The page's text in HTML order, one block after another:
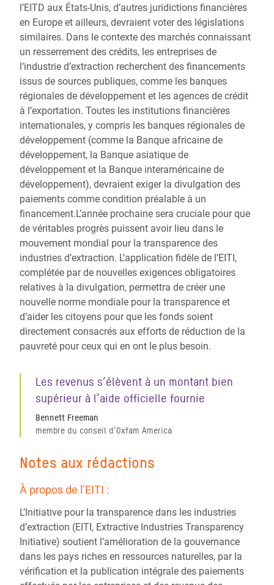
l’EITD aux États-Unis, d’autres juridictions financières
en Europe et ailleurs, devraient voter des législations
similaires. Dans le contexte des marchés connaissant
un resserrement des crédits, les entreprises de
l’industrie d’extraction recherchent des financements
issus de sources publiques, comme les banques
régionales de développement et les agences de crédit
à l’exportation. Toutes les institutions financières
internationales, y compris les banques régionales de
développement (comme la Banque africaine de
développement, la Banque asiatique de
développement et la Banque interaméricaine de
développement), devraient exiger la divulgation des
paiements comme condition préalable à un
financement.L’année prochaine sera cruciale pour que
de véritables progrès puissent avoir lieu dans le
mouvement mondial pour la transparence des
industries d’extraction. L’application fidèle de l’EITI,
complétée par de nouvelles exigences obligatoires
relatives à la divulgation, permettra de créer une
nouvelle norme mondiale pour la transparence et
d’aider les citoyens pour que les fonds soient
directement consacrés aux efforts de réduction de la
pauvreté pour ceux qui en ont le plus besoin.
Les revenus s’élèvent à un montant bien
supérieur à l’aide officielle fournie
Bennett Freeman
membre du conseil d’Oxfam America
Notes aux rédactions
À propos de l’EITI :
L’Initiative pour la transparence dans les industries
d’extraction (EITI, Extractive Industries Transparency
Initiative) soutient l’amélioration de la gouvernance
dans les pays riches en ressources naturelles, par la
vérification et la publication intégrale des paiements